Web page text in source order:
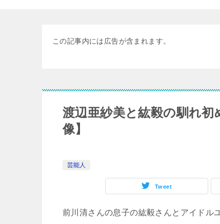
この記事内には広告が含まれます。
渡辺亜紗美と紘毅の馴れ
像】
芸能人
Tweet
前川清さんの息子の紘毅さんとアイドル